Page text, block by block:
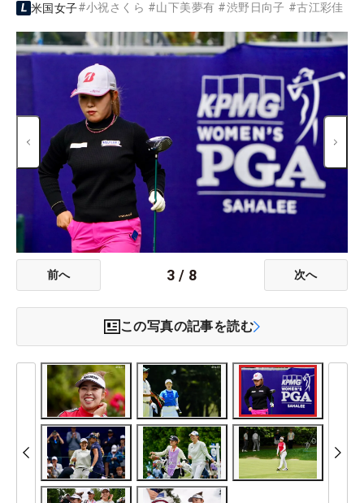
米国女子#小祝さくら #山下美夢有 #渋野日向子 #古江彩佳
前へ 3 / 8 次へ
この写真の記事を読む